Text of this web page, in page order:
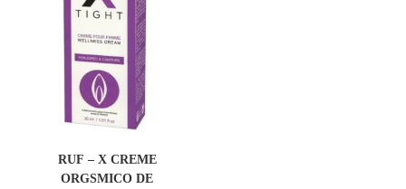
RUF – X CREME
ORGSMICO DE